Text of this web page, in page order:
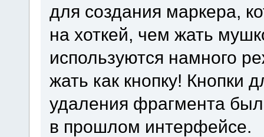
для создания маркера,
на хоткей, чем жать
используются намного
жать как кнопку! Кнопки
удаления фрагмента
в прошлом интерфейсе.